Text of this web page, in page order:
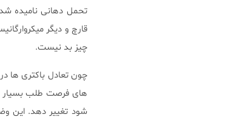
تحمل دهانی نامیده شد،
قارچ و دیگر
چیز بد نیست.
چون تعادل باکتری ها در
های فرصت طلب بسیار
شود تغییر دهد. این